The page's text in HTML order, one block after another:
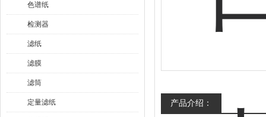
色谱纸
检测器
滤纸
滤膜
滤筒
定量滤纸 产品介绍：